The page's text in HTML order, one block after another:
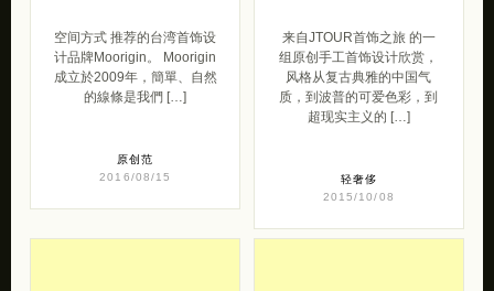
空间方式 推荐的台湾首饰设
计品牌Moorigin。 Moorigin
成立於2009年，簡單、自然
的線條是我們 […]
原创范
2016/08/15
来自JTOUR首饰之旅 的一
组原创手工首饰设计欣赏，
风格从复古典雅的中国气
质，到波普的可爱色彩，到
超现实主义的 […]
轻奢侈
2015/10/08